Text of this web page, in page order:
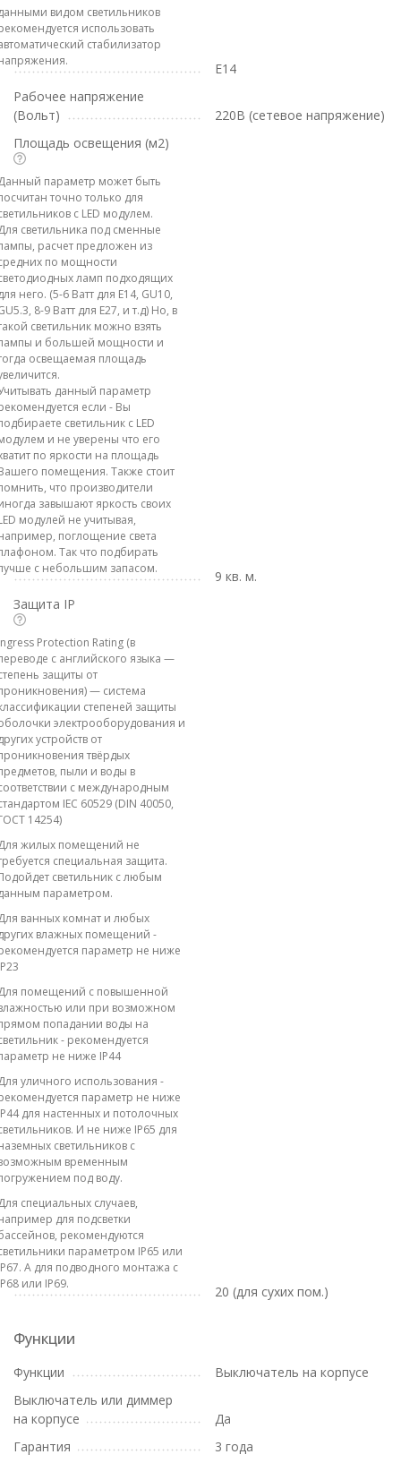
видом светильников
использовать
стабилизатор
E14
Рабочее напряжение
(Вольт)
220В (сетевое напряжение)
Площадь освещения (м2)
параметр может быть
точно только для
с LED модулем.
светильника под сменные
расчет предложен из
по мощности
ламп подходящих
него. (5-6 Ватт для E14, GU10,
8-9 Ватт для E27, и т.д) Но, в
светильник можно взять
и большей мощности и
освещаемая площадь
данный параметр
если - Вы
светильник с LED
и не уверены что его
по яркости на площадь
помещения. Также стоит
что производители
завышают яркость своих
модулей не учитывая,
поглощение света
Так что подбирать
с небольшим запасом.
9 кв. м.
Защита IP
Protection Rating (в
с английского языка —
защиты от
— система
степеней защиты
электрооборудования и
устройств от
твёрдых
пыли и воды в
с международным
IEC 60529 (DIN 40050,
14254)
жилых помещений не
специальная защита.
светильник с любым
параметром.
ванных комнат и любых
влажных помещений -
параметр не ниже
помещений с повышенной
или при возможном
попадании воды на
- рекомендуется
не ниже IP44
уличного использования -
параметр не ниже
для настенных и потолочных
И не ниже IP65 для
светильников с
временным
под воду.
специальных случаев,
для подсветки
рекомендуются
параметром IP65 или
А для подводного монтажа с
или IP69.
20 (для сухих пом.)
Функции
Функции
Выключатель на корпусе
Выключатель или диммер
на корпусе
Да
Гарантия
3 года